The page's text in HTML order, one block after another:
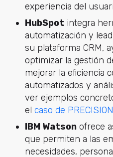
experiencia del
HubSpot integra
automatización y
su plataforma CRM,
optimizar la gestión
mejorar la eficiencia
automatizados y
ver ejemplos
el caso de PRECISION
IBM Watsonofrece
que permiten a las
necesidades,